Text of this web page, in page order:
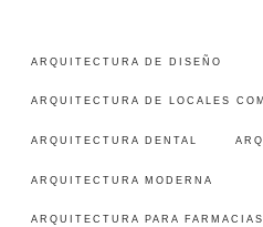
ARQUITECTURA DE DISEÑO
ARQUITECTURA DE LOCALES
ARQUITECTURA DENTAL
ARQUITECTURA MODERNA
ARQUITECTURA PARA FARMACIAS